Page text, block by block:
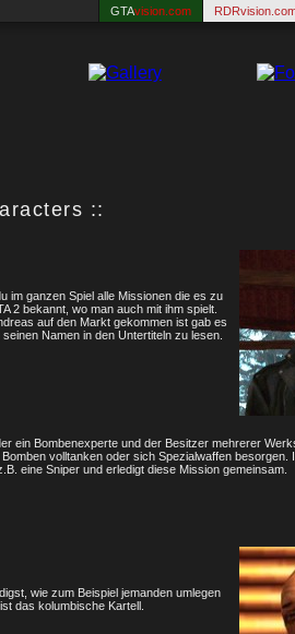
GTAvision.com
::
im ganzen Spiel alle Missionen die es zu
2 bekannt, wo man auch mit ihm spielt.
auf den Markt gekommen ist gab es
Namen in den Untertiteln zu lesen.
ein Bombenexperte und der Besitzer mehrerer
volltanken oder sich Spezialwaffen besorgen.
eine Sniper und erledigt diese Mission gemeinsam.
wie zum Beispiel jemanden umlegen
das kolumbische Kartell.